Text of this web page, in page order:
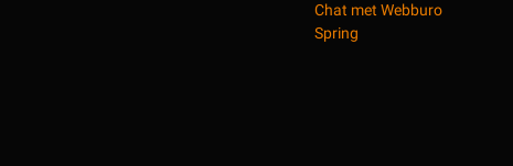
Chat met Webburo
Spring